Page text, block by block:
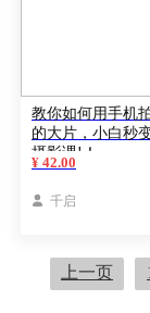
教你如何用手机
的大片，小白秒
摄影课!！
¥ 42.00
 千启
上一页